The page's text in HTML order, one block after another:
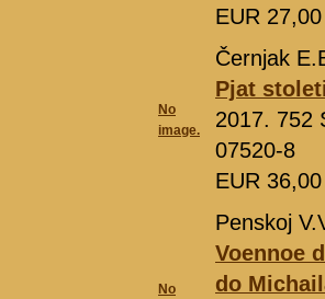
EUR
No
image.
Černjak
Pjat
2017. 752
07520-8
EUR
No
Penskoj
Voennoe
do